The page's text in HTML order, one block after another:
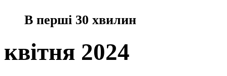
В перші 30 хвилин
квітня 2024